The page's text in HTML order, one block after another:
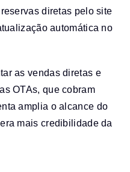
diretas pelo site
automática no
as vendas diretas e
OTAs, que cobram
amplia o alcance do
mais credibilidade da